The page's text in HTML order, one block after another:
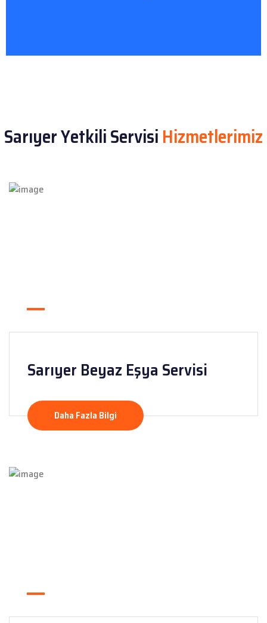
Sarıyer Yetkili ServisiHizmetlerimiz
Sarıyer Beyaz Eşya Servisi
Daha Fazla Bilgi